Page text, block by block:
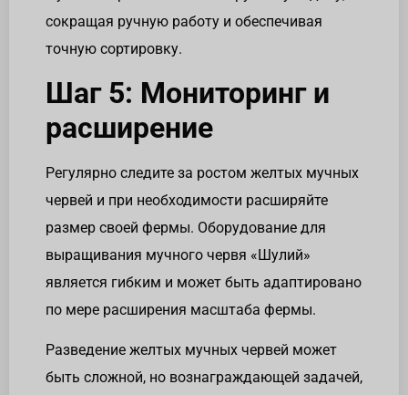
сокращая ручную работу и обеспечивая
точную сортировку.
Шаг 5: Мониторинг и
расширение
Регулярно следите за ростом желтых мучных
червей и при необходимости расширяйте
размер своей фермы. Оборудование для
выращивания мучного червя «Шулий»
является гибким и может быть адаптировано
по мере расширения масштаба фермы.
Разведение желтых мучных червей может
быть сложной, но вознаграждающей задачей,